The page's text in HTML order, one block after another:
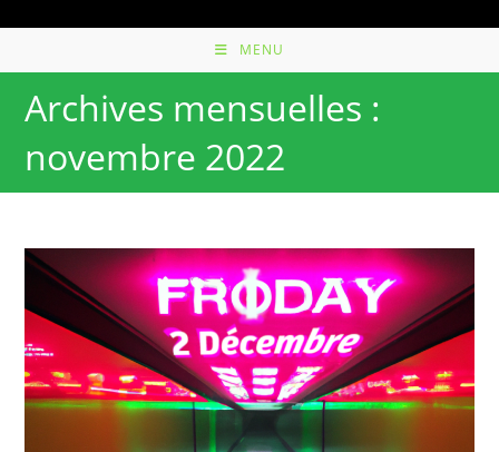
MENU
Archives mensuelles :
novembre 2022